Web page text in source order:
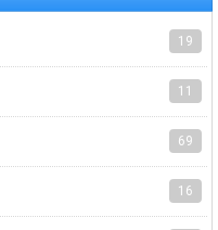
19
11
69
16